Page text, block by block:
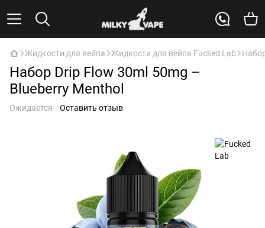
Жидкости для вейпа Жидкости для вейпа Fucked Lab
Набор Drip Flow 30ml 50mg –
Blueberry Menthol
Ожидается Оставить отзыв